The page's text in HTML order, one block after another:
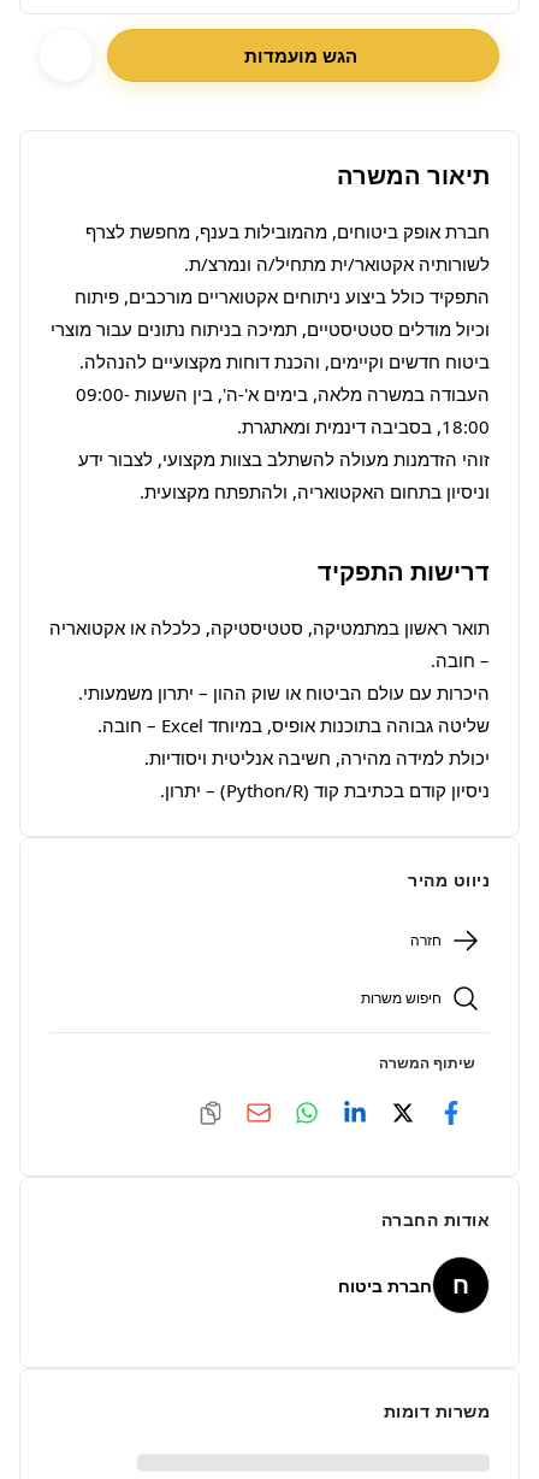
הגש מועמדות
תיאור המשרה
העבודה במשרה מלאה, בימים א'-ה', בין השעות 09:00-
וניסיון בתחום האקטואריה, ולהתפתח מקצועית.
דרישות התפקיד
ניסיון קודם בכתיבת קוד (Python/R) – יתרון.
ניווט מהיר
חזרה
חיפוש משרות
שיתוף המשרה
אודות החברה
ח חברת ביטוח
משרות דומות